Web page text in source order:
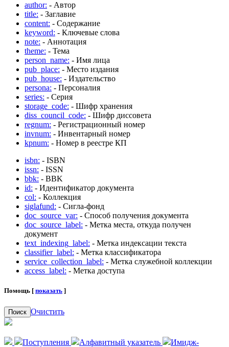
author: - Автор
title: - Заглавие
content: - Содержание
keyword: - Ключевые слова
note: - Аннотация
theme: - Тема
person_name: - Имя лица
pub_place: - Место издания
pub_house: - Издательство
persona: - Персоналия
series: - Серия
storage_code: - Шифр хранения
diss_council_code: - Шифр диссовета
regnum: - Регистрационный номер
invnum: - Инвентарный номер
kpnum: - Номер в реестре КП
isbn: - ISBN
issn: - ISSN
bbk: - BBK
id: - Идентификатор документа
col: - Коллекция
siglafund: - Сигла-фонд
doc_source_var: - Способ получения документа
doc_source_label: - Метка места, откуда получен
документ
text_indexing_label: - Метка индексации текста
classifier_label: - Метка классификатора
service_collection_label: - Метка служебной коллекции
access_label: - Метка доступа
Помощь [ показать ]
Поиск Очистить
Поступления Алфавитный указатель
Имидж-